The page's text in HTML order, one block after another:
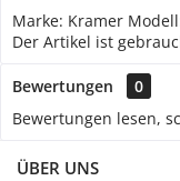
Marke: Kramer
Der Artikel ist
Bewertungen
0
Bewertungen lesen,
ÜBER UNS